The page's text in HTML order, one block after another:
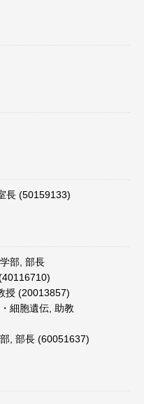
長 (50159133)
部, 部長
授 (20013857)
細胞遺伝, 助教
, 部長 (60051637)